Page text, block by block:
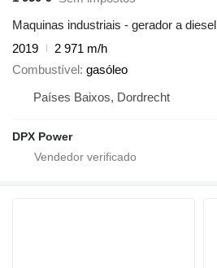
Maquinas industriais - gerador a diesel
2019
2 971 m/h
Combustível
gasóleo
Países Baixos, Dordrecht
DPX Power